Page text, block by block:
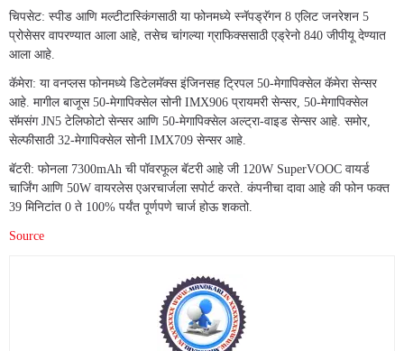
चिपसेट: स्पीड आणि मल्टीटास्किंगसाठी या फोनमध्ये स्नॅपड्रॅगन 8 एलिट जनरेशन 5
प्रोसेसर वापरण्यात आला आहे, तसेच चांगल्या ग्राफिक्ससाठी एड्रेनो 840 जीपीयू देण्यात
आला आहे.
कॅमेरा: या वनप्लस फोनमध्ये डिटेलमॅक्स इंजिनसह ट्रिपल 50-मेगापिक्सेल कॅमेरा सेन्सर
आहे. मागील बाजूस 50-मेगापिक्सेल सोनी IMX906 प्रायमरी सेन्सर, 50-मेगापिक्सेल
सॅमसंग JN5 टेलिफोटो सेन्सर आणि 50-मेगापिक्सेल अल्ट्रा-वाइड सेन्सर आहे. समोर,
सेल्फीसाठी 32-मेगापिक्सेल सोनी IMX709 सेन्सर आहे.
बॅटरी: फोनला 7300mAh ची पॉवरफूल बॅटरी आहे जी 120W SuperVOOC वायर्ड
चार्जिंग आणि 50W वायरलेस एअरचार्जला सपोर्ट करते. कंपनीचा दावा आहे की फोन फक्त
39 मिनिटांत 0 ते 100% पर्यंत पूर्णपणे चार्ज होऊ शकतो.
Source